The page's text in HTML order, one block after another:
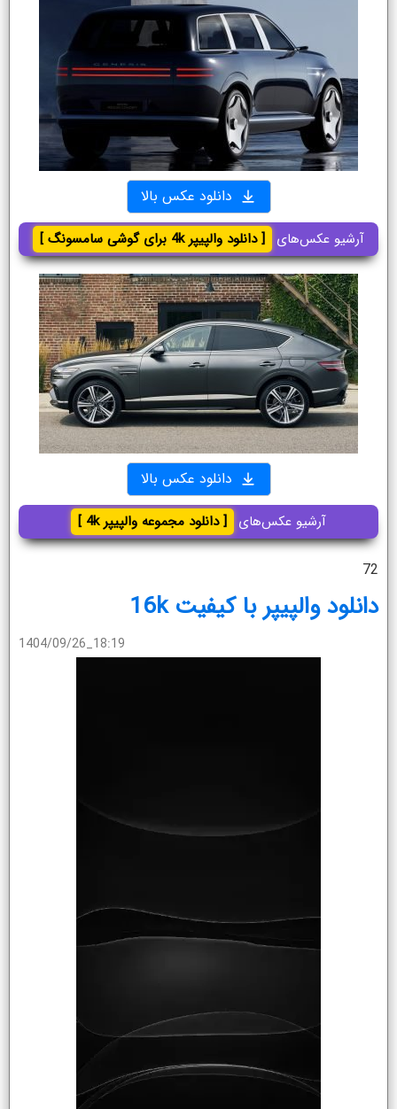
دانلود عکس بالا
آرشیو عکس‌های [ دانلود والپیپر 4k برای گوشی سامسونگ ]
دانلود عکس بالا
آرشیو عکس‌های [ دانلود مجموعه والپیپر 4k ]
72
دانلود والپیپر با کیفیت 16k
1404/09/26_18:19